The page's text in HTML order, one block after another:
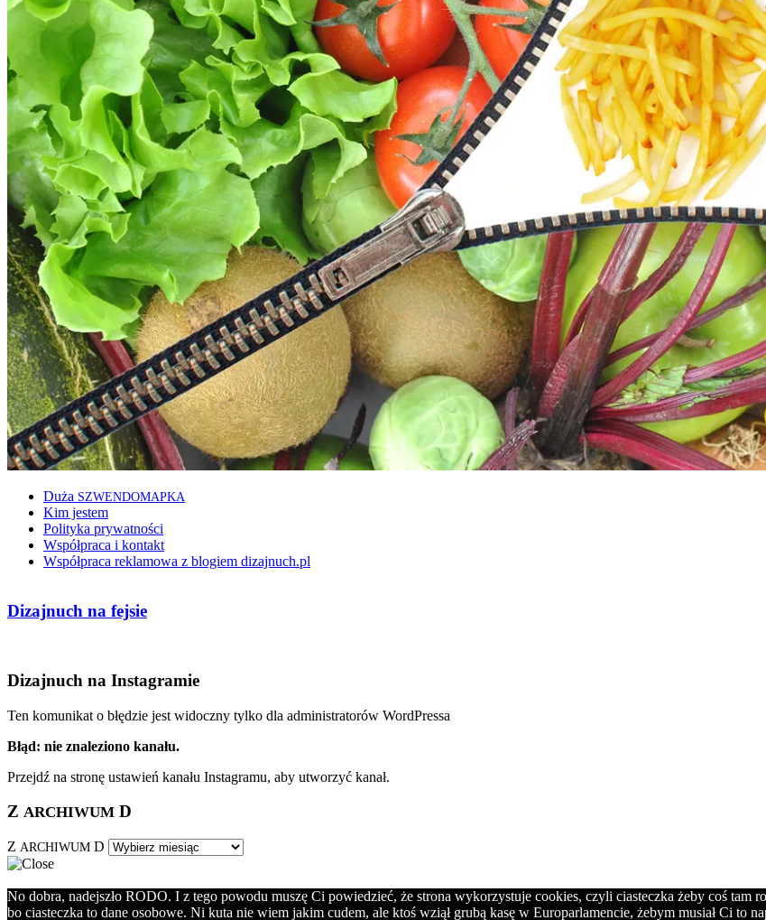
Duża SZWENDOMAPKA
Kim jestem
Polityka prywatności
Współpraca i kontakt
Współpraca reklamowa z blogiem dizajnuch.pl
Dizajnuch na fejsie
Dizajnuch na Instagramie
Ten komunikat o błędzie jest widoczny tylko dla administratorów WordPressa
Błąd: nie znaleziono kanału.
Przejdź na stronę ustawień kanału Instagramu, aby utworzyć kanał.
Z ARCHIWUM D
Z ARCHIWUM D
No dobra, nadejszło RODO. I z tego powodu muszę Ci powiedzieć, że strona wykorzystuje cookies, czyli ciasteczka żeby coś tam
bo ciasteczka to dane osobowe. Ni kuta nie wiem jakim cudem, ale ktoś wziął grubą kasę w Europarlamencie, żebym musiał Ci to